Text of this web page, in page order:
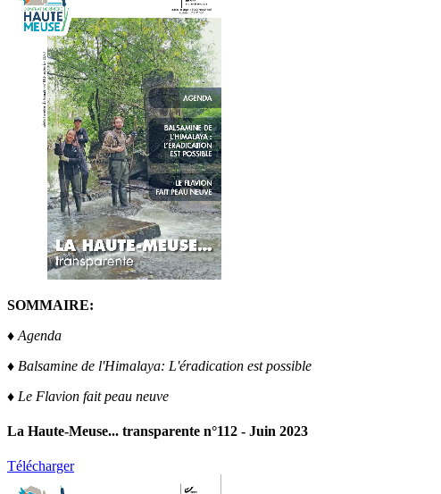
SOMMAIRE:
♦ Agenda
♦ Balsamine de l'Himalaya: L'éradication est possible
♦ Le Flavion fait peau neuve
La Haute-Meuse... transparente n°112 - Juin 2023
Télécharger